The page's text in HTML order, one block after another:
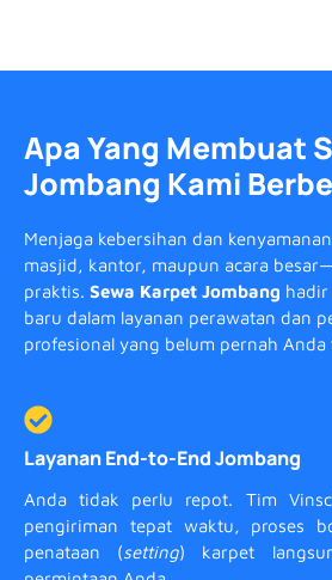
Apa Yang Membuat
Jombang Kami
Menjaga kebersihan dan
masjid, kantor, maupun acara
praktis. Sewa Karpet Jombang hadir
baru dalam layanan perawatan dan
profesional yang belum pernah Anda
Layanan End-to-End Jombang
Anda tidak perlu repot. Tim
pengiriman tepat waktu, proses
penataan (setting) karpet